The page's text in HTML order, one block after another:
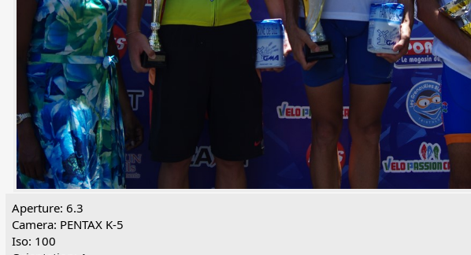
Aperture: 6.3
Camera: PENTAX K-5
Iso: 100